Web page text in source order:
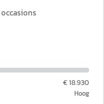
occasions
€ 18.930
Hoog